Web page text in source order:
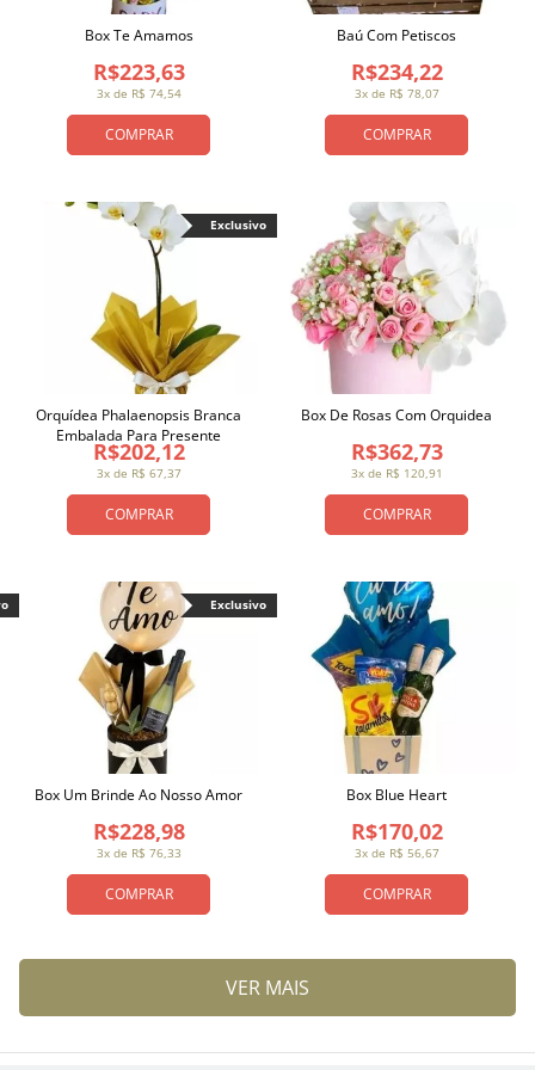
COMPRAR
3x de R$ 74,54
R$223,63
Box Te Amamos
COMPRAR
3x de R$ 78,07
R$234,22
Baú Com Petiscos
COMPRAR
3x de R$ 67,37
R$202,12
Orquídea Phalaenopsis Branca
Embalada Para Presente
Exclusivo
COMPRAR
3x de R$ 120,91
R$362,73
Box De Rosas Com Orquidea
COMPRAR
3x de R$ 76,33
R$228,98
Box Um Brinde Ao Nosso Amor
Exclusivo
COMPRAR
3x de R$ 56,67
R$170,02
Box Blue Heart
VER MAIS